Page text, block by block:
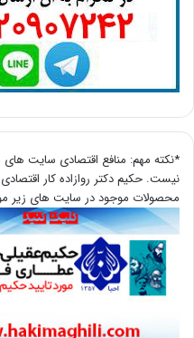
*نکته مهم: منافع اقتصادی سایت های
نیست. حکیم دکتر روازاده کار
محصولات موجود در سایت های زیر